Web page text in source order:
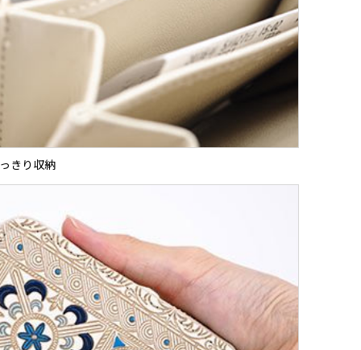
きり収納